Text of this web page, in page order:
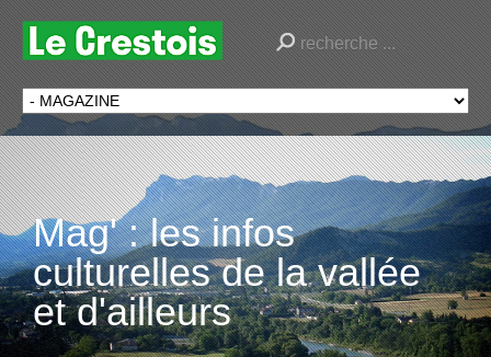
Mag' : les infos
culturelles de la vallée
et d'ailleurs